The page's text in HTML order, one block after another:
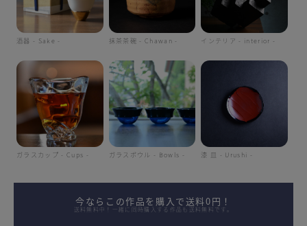
酒器 - Sake - 抹茶茶碗 - Chawan - インテリア - interior -
ガラスカップ - Cups - ガラスボウル - Bowls - 漆 皿 - Urushi -
今ならこの作品を購入で送料0円！
送料無料中！一緒に同時購入する作品も送料無料です。